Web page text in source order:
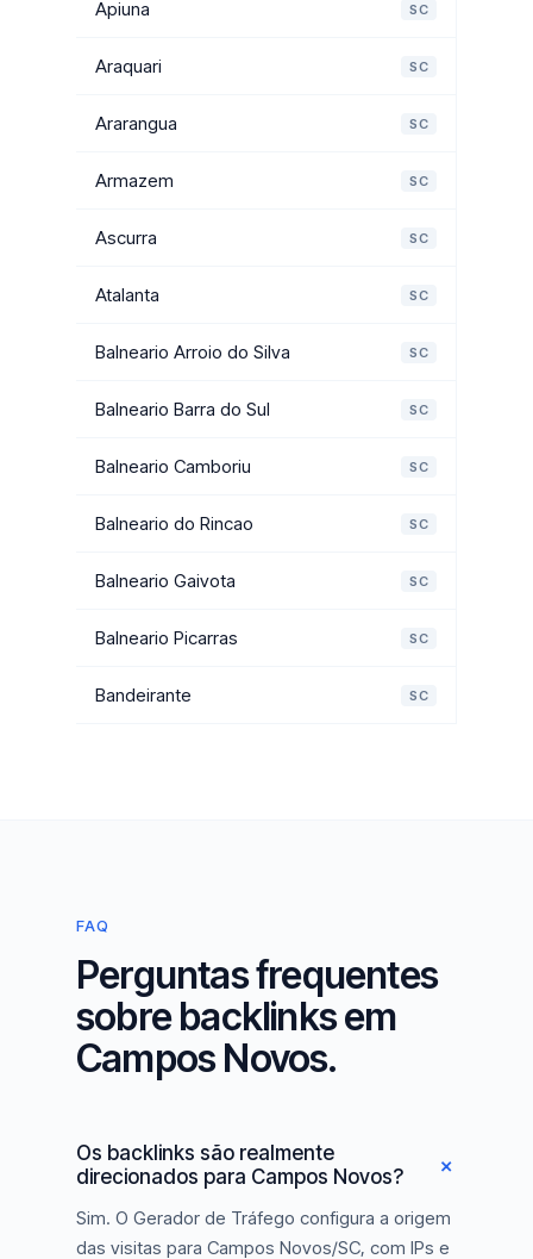
Apiuna SC
Araquari SC
Ararangua SC
Armazem SC
Ascurra SC
Atalanta SC
Balneario Arroio do Silva SC
Balneario Barra do Sul SC
Balneario Camboriu SC
Balneario do Rincao SC
Balneario Gaivota SC
Balneario Picarras SC
Bandeirante SC
FAQ
Perguntas frequentes
sobre backlinks em
Campos Novos.
Os backlinks são realmente
direcionados para Campos Novos?
Sim. O Gerador de Tráfego configura a origem
das visitas para Campos Novos/SC, com IPs e